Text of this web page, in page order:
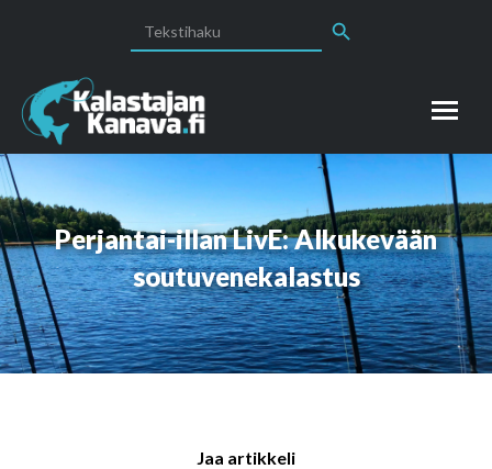
for:
Perjantai-illan LivE: Alkukevään
soutuvenekalastus
Jaa artikkeli